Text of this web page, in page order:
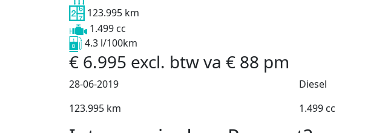
123.995 km
1.499 cc
4.3 l/100km
€ 6.995 excl. btwva € 88 pm
28-06-2019 Diesel
123.995 km
1.499 cc